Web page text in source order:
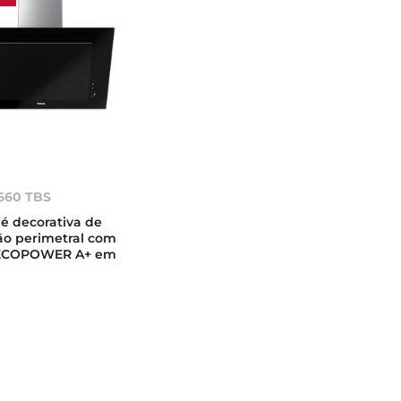
TBS
decorativa de
perimetral com
A+ em